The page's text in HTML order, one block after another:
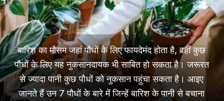
बारिश का मौसम जहां पौधों के लिए फायदेमंद होता है, वहीं कुछ
पौधों के लिए यह नुकसानदायक भी साबित हो सकता है। जरूरत
से ज्यादा पानी कुछ पौधों को नुकसान पहुंचा सकता है। आइए
जानते हैं उन 7 पौधों के बारे में जिन्हें बारिश के पानी से बचाना